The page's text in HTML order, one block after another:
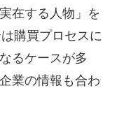
在する人物」を
購買プロセスに
るケースが多
業の情報も合わ